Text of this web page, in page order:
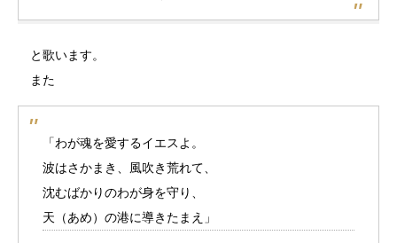
と歌います。
また
「わが魂を愛するイエスよ。
波はさかまき、風吹き荒れて、
沈むばかりのわが身を守り、
天（あめ）の港に導きたまえ」